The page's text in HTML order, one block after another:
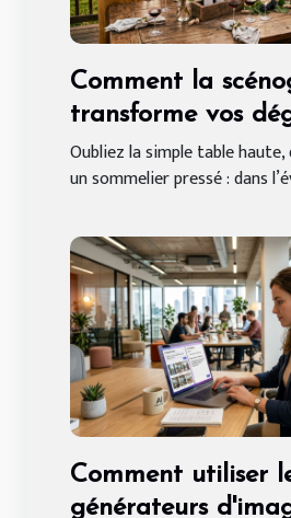
Comment la
transforme vos
de vin
Oubliez la simple table
un sommelier pressé : dans
Comment utiliser
générateurs